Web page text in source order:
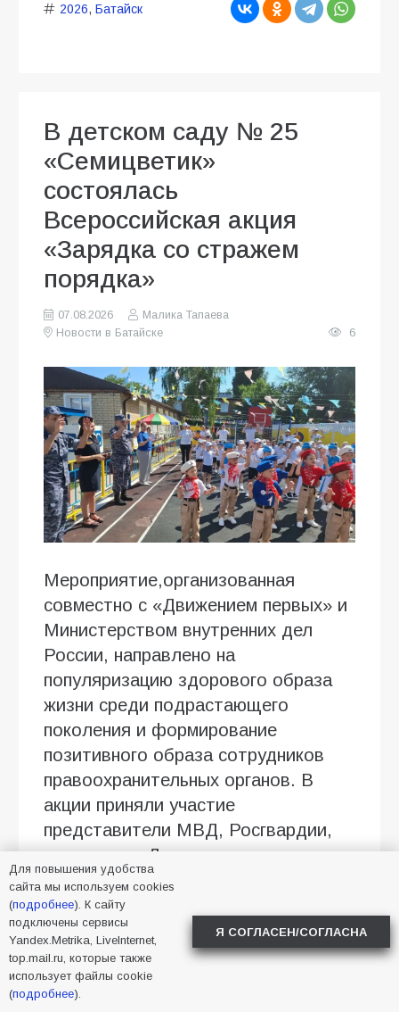
2026, Батайск
В детском саду № 25
«Семицветик»
состоялась
Всероссийская акция
«Зарядка со стражем
порядка»
07.08.2026
Малика Тапаева
Новости в Батайске
6
Мероприятие,организованная
совместно с «Движением первых» и
Министерством внутренних дел
России, направлено на
популяризацию здорового образа
жизни среди подрастающего
поколения и формирование
позитивного образа сотрудников
правоохранительных органов. В
акции приняли участие
представители МВД, Росгвардии,
активисты «Движения первых»,
члены родительского сообщества
«Родные – любимые», а также
команда юных инспекторов
дорожного движения «Патруль
Безопасности».
Для повышения удобства
сайта мы используем cookies
(подробнее). К сайту
подключены сервисы
Yandex.Metrika, LiveInternet,
top.mail.ru, которые также
использует файлы cookie
(подробнее).
Я СОГЛАСЕН/СОГЛАСНА